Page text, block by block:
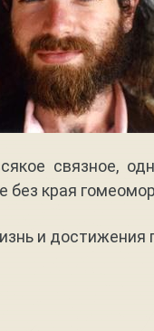
связное,
без края
и достижения